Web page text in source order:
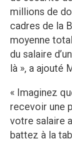
millions de
cadres de la
moyenne
du salaire
là », a ajouté
« Imaginez
recevoir une
votre salaire
battez à la